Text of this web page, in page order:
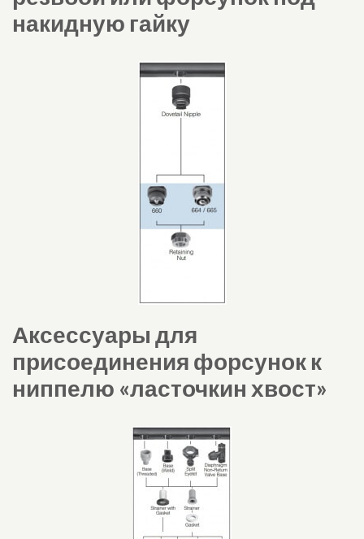
накидную гайку
Аксессуары для
присоединения форсунок к
ниппелю «ласточкин хвост»